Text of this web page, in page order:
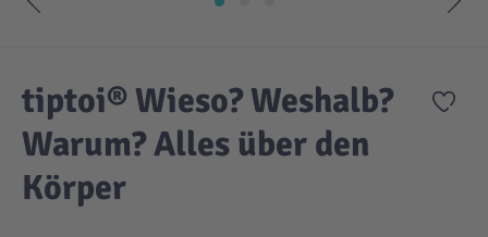
Sicherheit
Krimi / Thriller
Liebesromane
Kuscheltiere
Puppen & Puppenzubehör
DC Comics™ Super Heroes
Disney
Country
Fairies
Zur
tiptoi® Wieso? Weshalb?
Warum? Alles über den
Körper